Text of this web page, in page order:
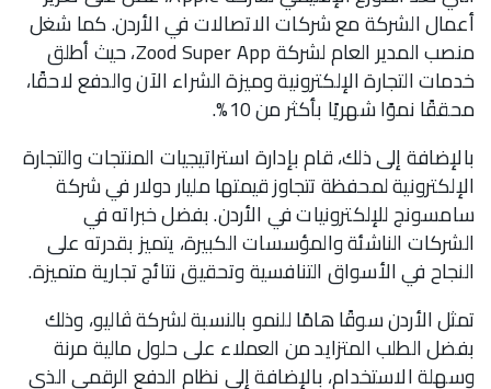
أعمال الشركة مع شركات الاتصالات في الأردن. كما شغل
منصب المدير العام لشركة Zood Super App، حيث أطلق
خدمات التجارة الإلكترونية وميزة الشراء الآن والدفع لاحقًا،
محققًا نموًا شهريًا بأكثر من 10%.
بالإضافة إلى ذلك، قام بإدارة استراتيجيات المنتجات والتجارة
الإلكترونية لمحفظة تتجاوز قيمتها مليار دولار في شركة
سامسونج للإلكترونيات في الأردن. بفضل خبراته في
الشركات الناشئة والمؤسسات الكبيرة، يتميز بقدرته على
النجاح في الأسواق التنافسية وتحقيق نتائج تجارية متميزة.
تمثل الأردن سوقًا هامًا للنمو بالنسبة لشركة ڤاليو، وذلك
بفضل الطلب المتزايد من العملاء على حلول مالية مرنة
وسهلة الاستخدام، بالإضافة إلى نظام الدفع الرقمي الذي